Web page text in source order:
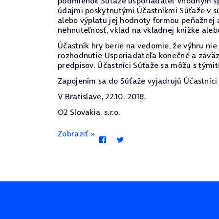
údajmi poskytnutými Účastníkmi Súťaže v
alebo výplatu jej hodnoty formou peňažnej
nehnuteľnosť, vklad na vkladnej knižke
Účastník hry berie na vedomie, že výhru
rozhodnutie Usporiadateľa konečné a
predpisov. Účastníci Súťaže sa môžu s
Zapojením sa do Súťaže vyjadrujú
V Bratislave, 22.10. 2018.
O2 Slovakia, s.r.o.
Zobraziť »